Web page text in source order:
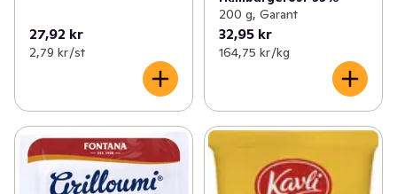
27,92 kr
2,79 kr /st
200 g, Garant
32,95 kr
164,75 kr /kg